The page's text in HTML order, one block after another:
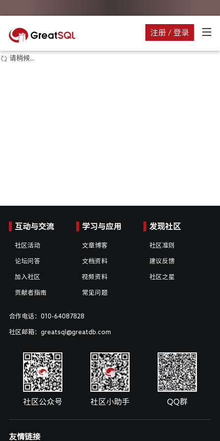
注册 / 登录
请稍候...
互动与交流
社区活动
论坛问答
加入社区
贡献者指南
学习与应用
文章博客
文档资料
视频资料
常见问题
发现社区
社区准则
建议反馈
社区之星
合作电话：010-64087828
社区邮箱：greatsql@greatdb.com
社区公众号 社区小助手 QQ群
友情链接